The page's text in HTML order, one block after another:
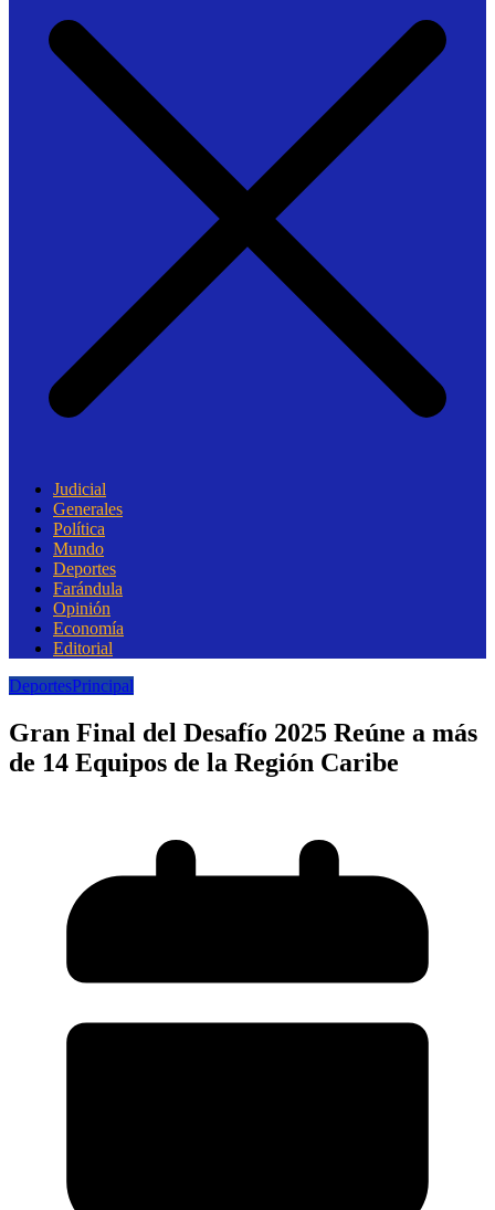
Judicial
Generales
Política
Mundo
Deportes
Farándula
Opinión
Economía
Editorial
DeportesPrincipal
Gran Final del Desafío 2025 Reúne a más
de 14 Equipos de la Región Caribe